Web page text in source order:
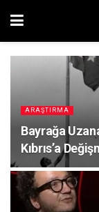
ARAŞTIRMA
Bayrağa
Kıbrıs’a